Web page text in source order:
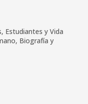
Estudiantes y Vida
Biografía y